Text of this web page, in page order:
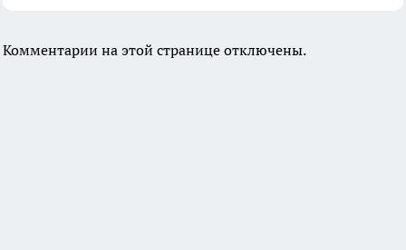
Комментарии на этой странице отключены.